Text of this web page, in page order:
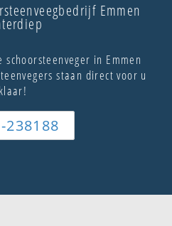
Emmen
in Emmen
staan direct voor u
klaar!
238188